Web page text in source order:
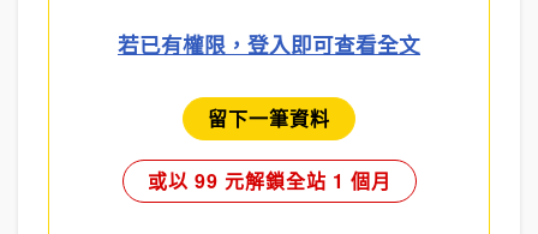
若已有權限，登入即可查看全文
留下一筆資料
或以 99 元解鎖全站 1 個月